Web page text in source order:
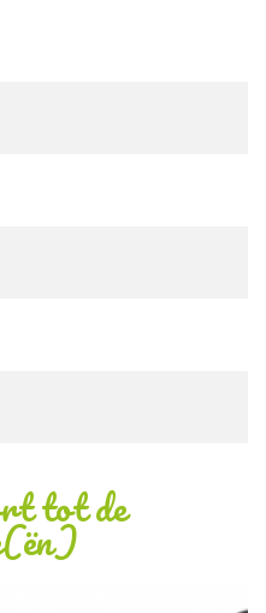
tot de